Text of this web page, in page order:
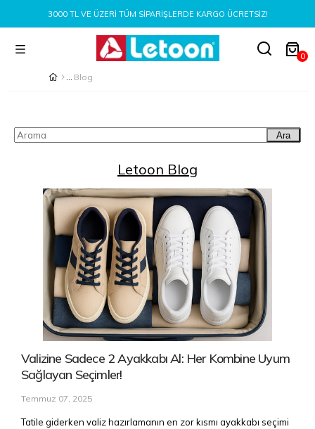
3000 TL VE ÜZERI TÜM SIPARIŞLERDE KARGO ÜCRETSIZ!
0
Blog
Ara
Letoon Blog
Valizine Sadece 2 Ayakkabı Al: Her Kombine Uyum
Sağlayan Seçimler!
Temmuz 07, 2025
Tatile giderken valiz hazırlamanın en zor kısmı ayakkabı seçimi